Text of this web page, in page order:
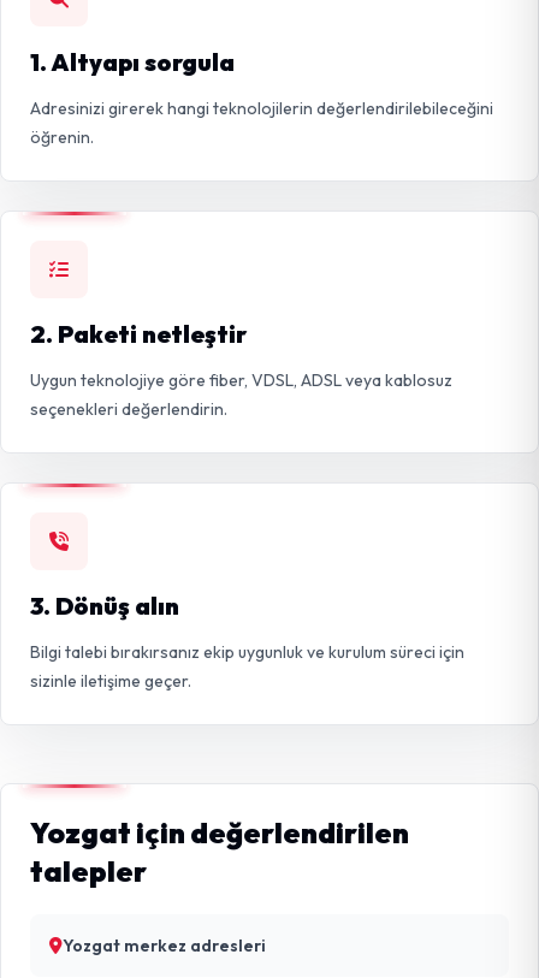
1. Altyapı sorgula
Adresinizi girerek hangi teknolojilerin değerlendirilebileceğini
öğrenin.
2. Paketi netleştir
Uygun teknolojiye göre fiber, VDSL, ADSL veya kablosuz
seçenekleri değerlendirin.
3. Dönüş alın
Bilgi talebi bırakırsanız ekip uygunluk ve kurulum süreci için
sizinle iletişime geçer.
Yozgat için değerlendirilen
talepler
Yozgat merkez adresleri